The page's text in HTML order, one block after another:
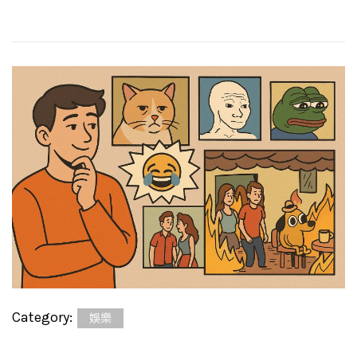
Category: 娛樂